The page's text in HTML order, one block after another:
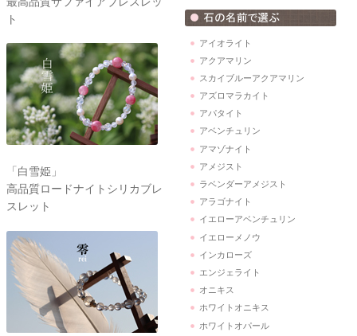
ト
「白雪姫」
高品質ロードナイトシリカブレ
スレット
アイオライト
アクアマリン
スカイブルーアクアマリン
アズロマラカイト
アパタイト
アベンチュリン
アマゾナイト
アメジスト
ラベンダーアメジスト
アラゴナイト
イエローアベンチュリン
イエローメノウ
インカローズ
エンジェライト
オニキス
ホワイトオニキス
ホワイトオパール